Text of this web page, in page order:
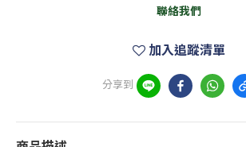
聯絡我們
加入追蹤清單
分享到